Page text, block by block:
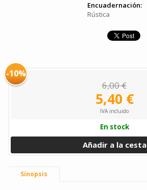
Encuadernación:
Rústica
-10%
6,00 €
5,40 €
IVA incluido
En stock
Añadir a la cesta
Sinopsis